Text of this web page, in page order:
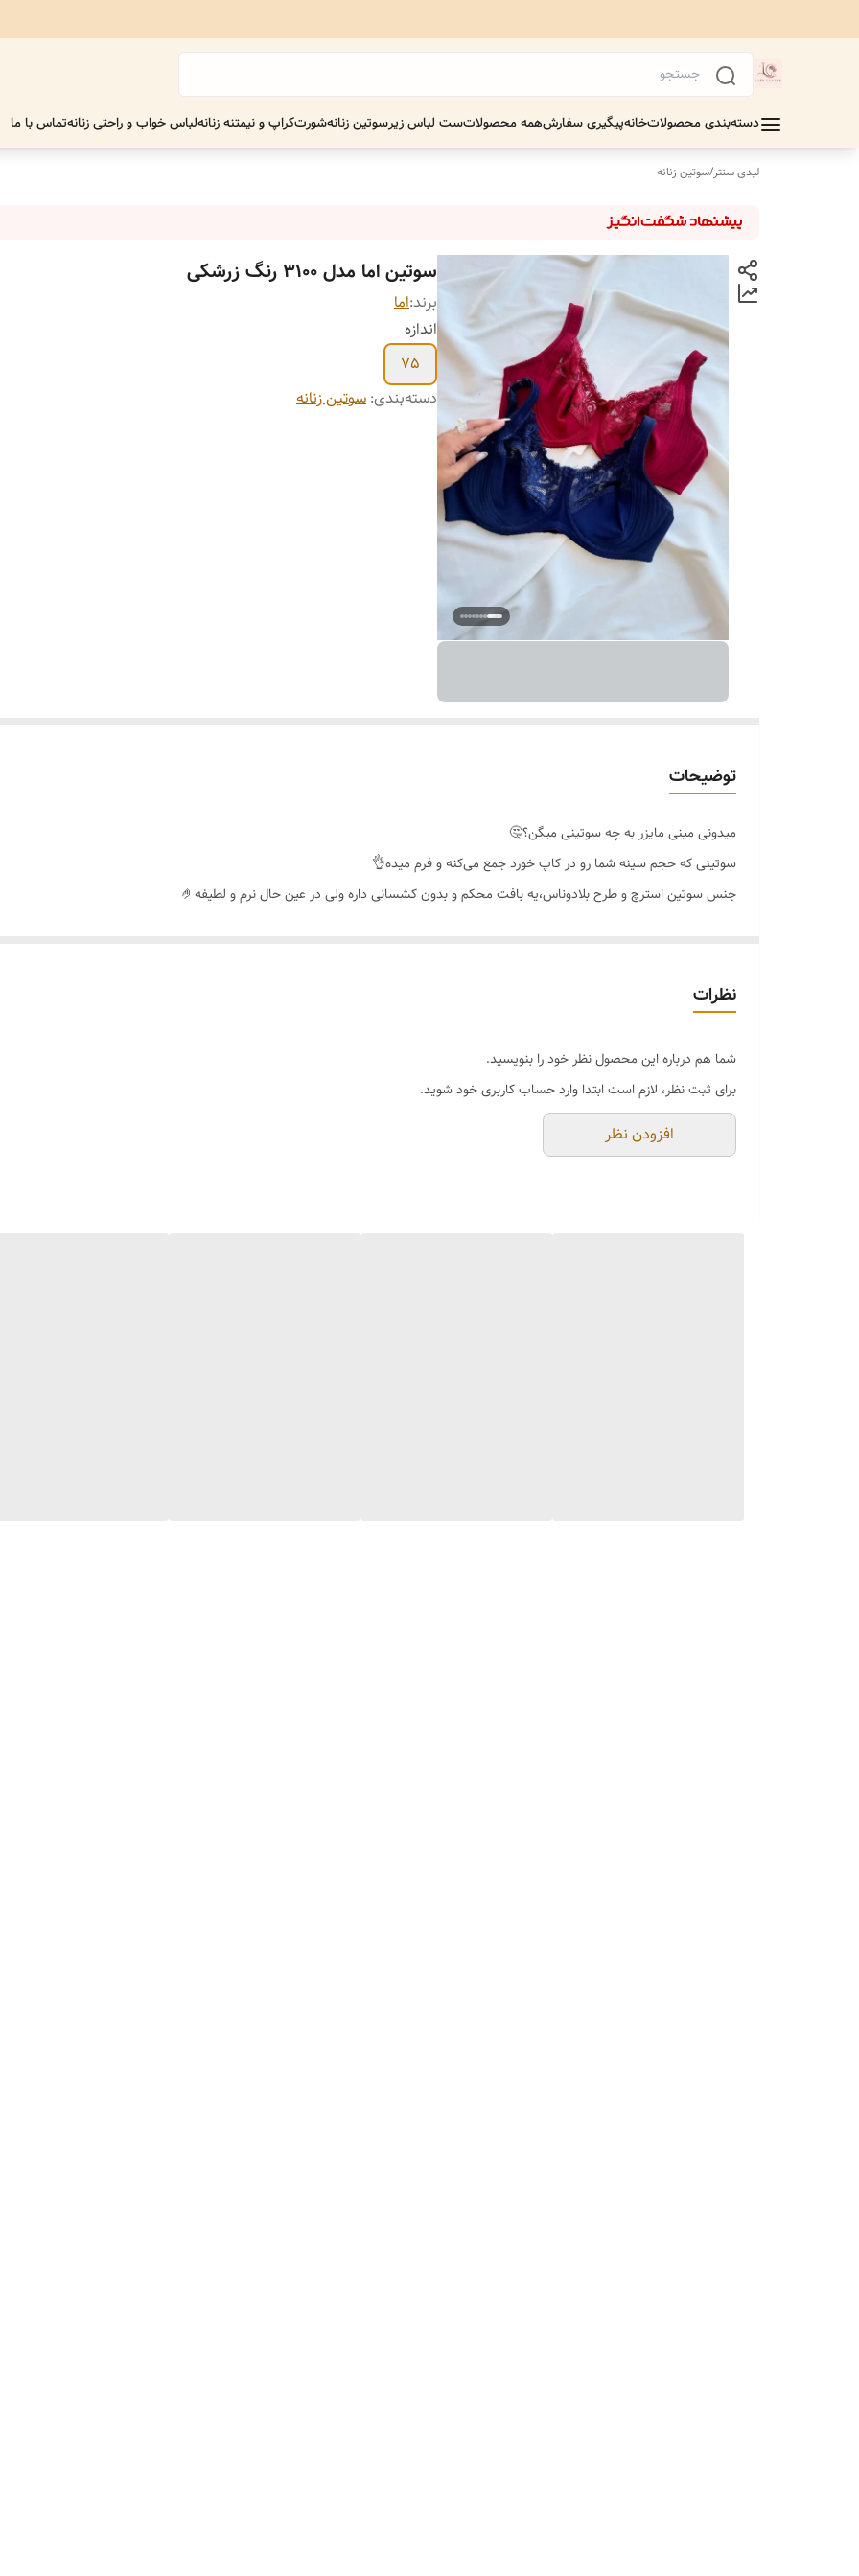
دسته‌بندی محصولاتخانهپیگیری سفارشهمه محصولاتست لباس زیرسوتین زنانهشورتکراپ و نیمتنه زنانهلباس خواب و راحتی زنانهتماس با ما
لیدی سنتر/سوتین زنانه
سوتین اما مدل 3100 رنگ زرشکی
برند:اما
اندازه
75
دسته‌بندی: سوتین زنانه
توضیحات
میدونی مینی مایزر به چه سوتینی میگن؟🤔
سوتینی که حجم سینه شما رو در کاپ خورد جمع می‌کنه و فرم میده👌
جنس سوتین استرچ و طرح بلادوناس،یه بافت محکم و بدون کشسانی داره ولی در عین حال نرم و لطیفه🤌
سوتین مینی مایزر برند اِما🇹🇷
کیفیت عالی و تن پوش فوق‌العاده جذاب🔥
سایز بندی 👈75_80_85_90_95
نظرات
شما هم درباره این محصول نظر خود را بنویسید.
برای ثبت نظر، لازم است ابتدا وارد حساب کاربری خود شوید.
افزودن نظر